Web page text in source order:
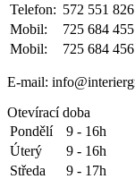
Telefon: 572 551 826
Mobil:
725 684 455
Mobil:
725 684 456
E-mail:
Otevírací doba
Pondělí
9 - 16h
Úterý
9 - 16h
Středa
9 - 17h